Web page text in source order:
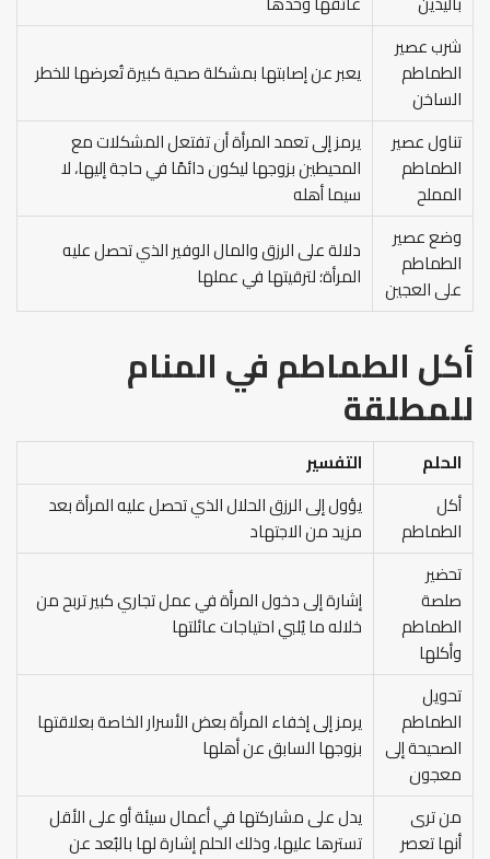
شرب عصير
الطماطم
الساخن
يعبر عن إصابتها بمشكلة صحية كبيرة تُعرضها للخطر
تناول عصير
الطماطم
المملح
يرمز إلى تعمد المرأة أن تفتعل المشكلات مع
المحيطين بزوجها ليكون دائمًا في حاجة إليها، لا
سيما أهله
وضع عصير
الطماطم
على العجين
دلالة على الرزق والمال الوفير الذي تحصل عليه
المرأة؛ لترقيتها في عملها
أكل الطماطم في المنام
للمطلقة
الحلم
التفسير
أكل
الطماطم
يؤول إلى الرزق الحلال الذي تحصل عليه المرأة بعد
مزيد من الاجتهاد
تحضير
صلصة
الطماطم
وأكلها
إشارة إلى دخول المرأة في عمل تجاري كبير تربح من
خلاله ما يُلبي احتياجات عائلتها
تحويل
الطماطم
الصحيحة إلى
معجون
يرمز إلى إخفاء المرأة بعض الأسرار الخاصة بعلاقتها
بزوجها السابق عن أهلها
من ترى
أنها تعصر
يدل على مشاركتها في أعمال سيئة أو على الأقل
تسترها عليها، وذلك الحلم إشارة لها بالبُعد عن